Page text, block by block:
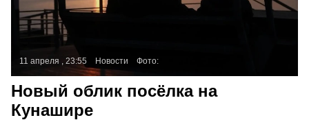
11 апреля , 23:55 Новости Фото:
Новый облик посёлка на
Кунашире